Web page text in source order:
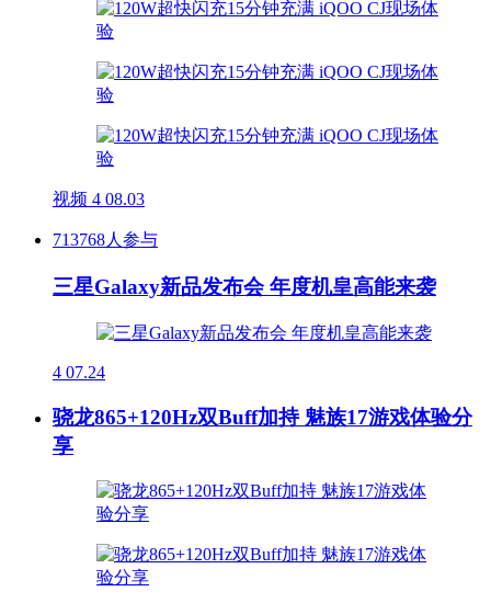
视频 4 08.03
713768人参与
三星Galaxy新品发布会 年度机皇高能来袭
4 07.24
骁龙865+120Hz双Buff加持 魅族17游戏体验分
享